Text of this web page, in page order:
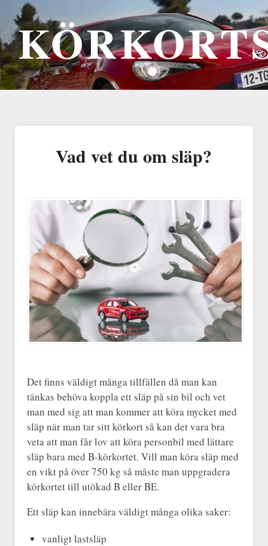
Vad vet du om släp?
Det finns väldigt många tillfällen då man kan
tänkas behöva koppla ett släp på sin bil och vet
man med sig att man kommer att köra mycket med
släp när man tar sitt körkort så kan det vara bra
veta att man får lov att köra personbil med lättare
släp bara med B-körkortet. Vill man köra släp med
en vikt på över 750 kg så måste man uppgradera
körkortet till utökad B eller BE.
Ett släp kan innebära väldigt många olika saker:
vanligt lastsläp